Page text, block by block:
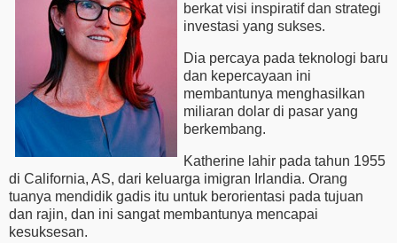
berkat visi inspiratif dan strategi
investasi yang sukses.
Dia percaya pada teknologi baru
dan kepercayaan ini
membantunya menghasilkan
miliaran dolar di pasar yang
berkembang.
Katherine lahir pada tahun 1955
di California, AS, dari keluarga imigran Irlandia. Orang
tuanya mendidik gadis itu untuk berorientasi pada tujuan
dan rajin, dan ini sangat membantunya mencapai
kesuksesan.